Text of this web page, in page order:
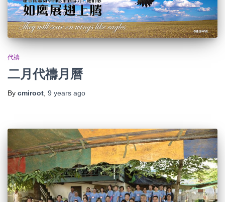
代禱
二月代禱月曆
By cmiroot 9 years ago